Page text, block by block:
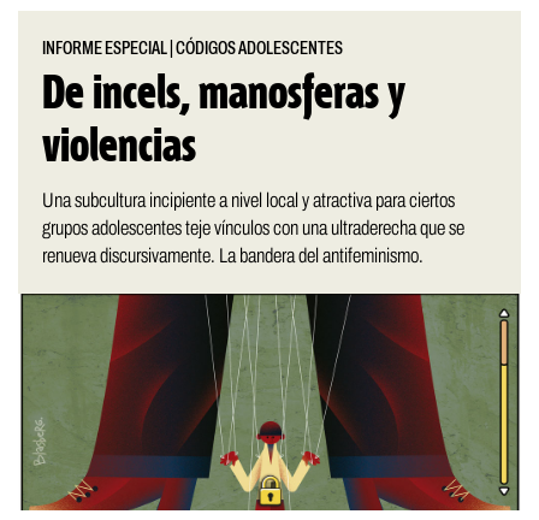
INFORME ESPECIAL |CÓDIGOS ADOLESCENTES
De incels, manosferas y
violencias
Una subcultura incipiente a nivel local y atractiva para ciertos
grupos adolescentes teje vínculos con una ultraderecha que se
renueva discursivamente. La bandera del antifeminismo.